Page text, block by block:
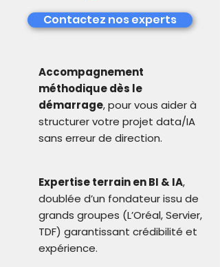
Contactez nos experts
Accompagnement
méthodique dès le
démarrage, pour vous aider à
structurer votre projet data/IA
sans erreur de direction.
Expertise terrain en BI & IA,
doublée d’un fondateur issu de
grands groupes (L’Oréal, Servier,
TDF) garantissant crédibilité et
expérience.